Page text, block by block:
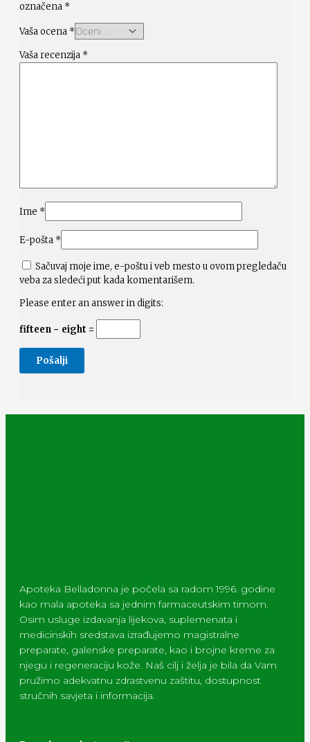
označena *
Vaša ocena *
Vaša recenzija *
Ime *
E-pošta *
Sačuvaj moje ime, e-poštu i veb mesto u ovom pregledaču
veba za sledeći put kada komentarišem.
Please enter an answer in digits:
fifteen − eight =
Apoteka Belladonna je počela sa radom 1996. godine
kao mala apoteka sa jednim farmaceutskim timom.
Osim usluge izdavanja lijekova, suplemenata i
medicinskih sredstava izrađujemo magistralne
preparate, galenske preparate, kao i brojne kreme za
njegu i regeneraciju kože. Naš cilj i želja je bila da Vam
pružimo adekvatnu zdrastvenu zaštitu, dostupnost
stručnih savjeta i informacija.